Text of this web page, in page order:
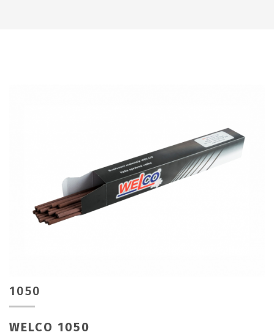
1050
WELCO 1050